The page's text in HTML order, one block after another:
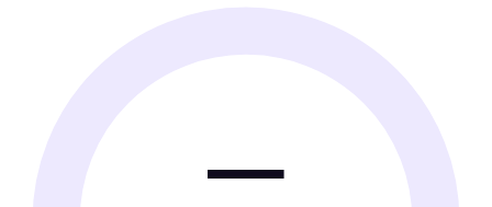
—